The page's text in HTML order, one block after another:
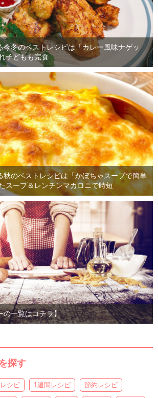
今冬のベストレシピは「カレー風味ナゲッ
子どもも完食
秋のベストレシピは「かぼちゃスープで簡単
スープ＆レンチンマカロニで時短
の一覧はコチラ】
探す
シピ 1週間レシピ 節約レシピ